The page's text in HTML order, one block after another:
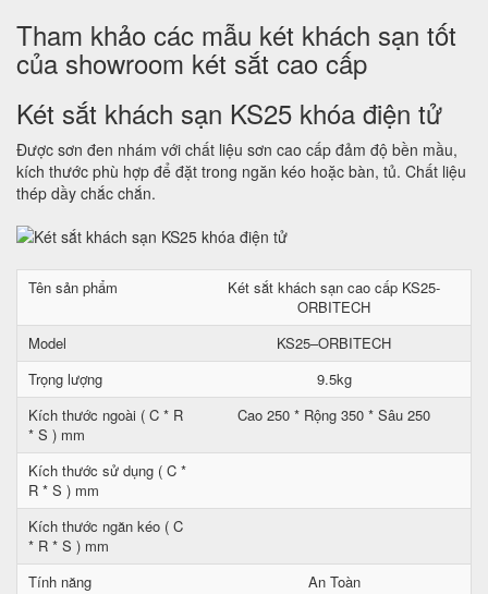
Tham khảo các mẫu két khách sạn tốt
của showroom két sắt cao cấp
Két sắt khách sạn KS25 khóa điện tử
Được sơn đen nhám với chất liệu sơn cao cấp đảm độ bền mầu,
kích thước phù hợp để đặt trong ngăn kéo hoặc bàn, tủ. Chất liệu
thép dầy chắc chắn.
Tên sản phẩm
Két sắt khách sạn cao cấp KS25-
ORBITECH
Model
KS25–ORBITECH
Trọng lượng
9.5kg
Kích thước ngoài ( C * R
* S ) mm
Cao 250 * Rộng 350 * Sâu 250
Kích thước sử dụng ( C *
R * S ) mm
Kích thước ngăn kéo ( C
* R * S ) mm
Tính năng
An Toàn